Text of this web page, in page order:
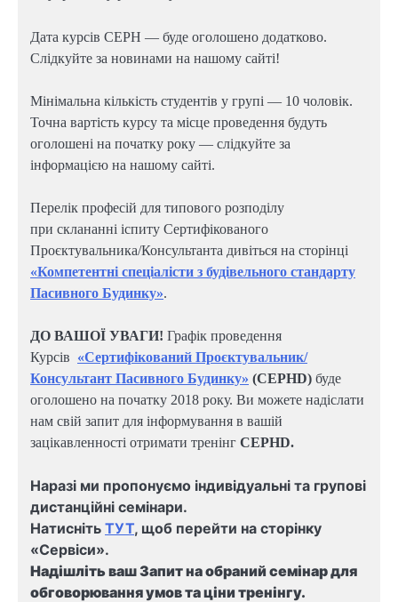
Дата курсів СЕРН — буде оголошено додатково.
Слідкуйте за новинами на нашому сайті!
Мінімальна кількість студентів у групі — 10 чоловік.
Точна вартість курсу та місце проведення будуть
оголошені на початку року — слідкуйте за
інформацією на нашому сайті.
Перелік професій для типового розподілу
при склананні іспиту Сертифікованого
Проєктувальника/Консультанта дивіться на сторінці
«Компетентні спеціалісти з будівельного стандарту
Пасивного Будинку».
ДО ВАШОЇ УВАГИ! Графік проведення
Курсів «Сертифікований Проєктувальник/
Консультант Пасивного Будинку» (CEPHD) буде
оголошено на початку 2018 року. Ви можете надіслати
нам свій запит для інформування в вашій
зацікавленності отримати тренінг CEPHD.
Наразі ми пропонуємо індивідуальні та групові
дистанційні семінари.
Натисніть ТУТ, щоб перейти на сторінку
«Сервіси».
Надішліть ваш Запит на обраний семінар для
обговорювання умов та ціни тренінгу.